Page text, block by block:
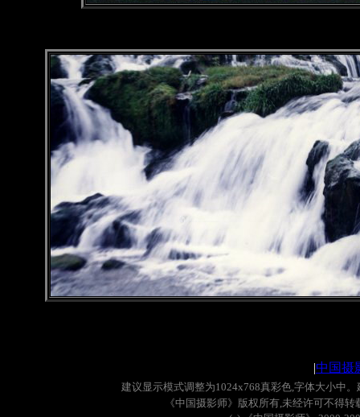
|中国摄
建议显示模式调整为1024x768真彩色,字体大小中。
《中国摄影师》版权所有,未经许可不得转